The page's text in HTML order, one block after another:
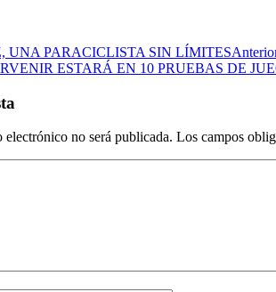
UNA PARACICLISTA SIN LÍMITES
ESTARÁ EN 10 PRUEBAS DE
no será publicada. Los campos